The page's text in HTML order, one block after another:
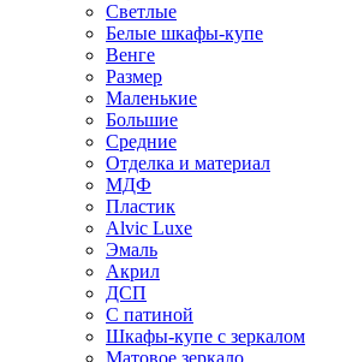
Светлые
Белые шкафы-купе
Венге
Размер
Маленькие
Большие
Средние
Отделка и материал
МДФ
Пластик
Alvic Luxe
Эмаль
Акрил
ДСП
С патиной
Шкафы-купе с зеркалом
Матовое зеркало